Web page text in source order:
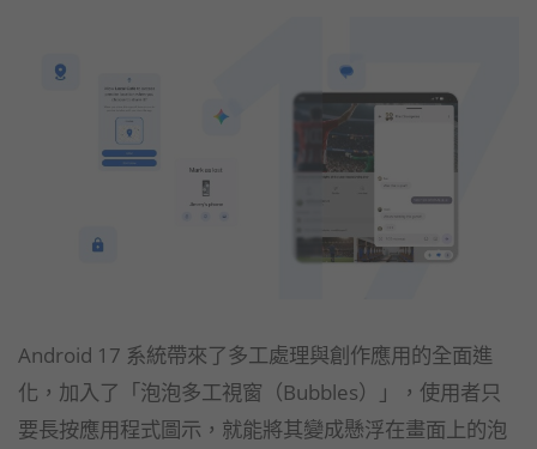
Android 17 系統帶來了多工處理與創作應用的全面進
化，加入了「泡泡多工視窗（Bubbles）」，使用者只
要長按應用程式圖示，就能將其變成懸浮在畫面上的泡